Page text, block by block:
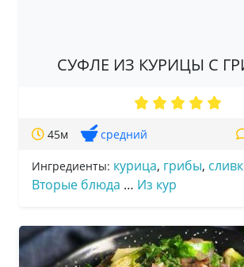
СУФЛЕ ИЗ КУРИЦЫ С
45м средний
Ингредиенты: курица, грибы,
Вторые блюда … Из кур